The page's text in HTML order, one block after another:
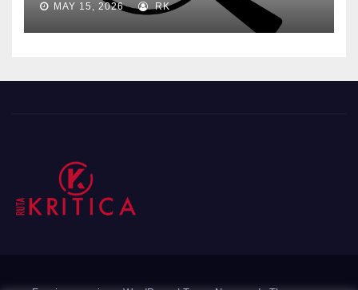
MAY 15, 2026 RK